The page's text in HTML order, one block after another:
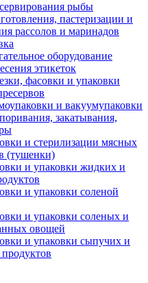
рыбы
пастеризации и
рассолов и маринадов
оборудование
этикеток
фасовки и упаковки
и вакуумупаковки
закатывания,
и стерилизации мясных
(тушенки)
и упаковки жидких и
и упаковки соленой
и упаковки соленых и
овощей
и упаковки сыпучих и